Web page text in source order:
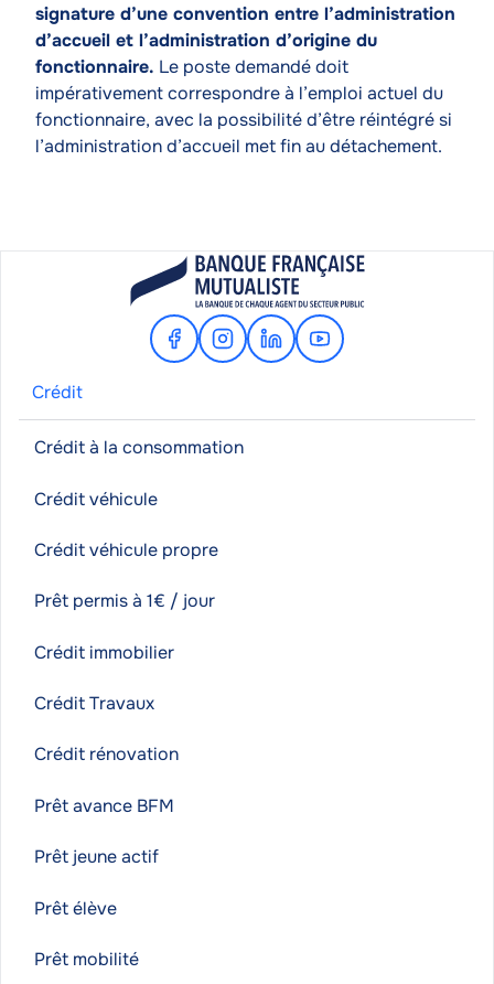
signature d’une convention entre l’administration
d’accueil et l’administration d’origine du
fonctionnaire. Le poste demandé doit
impérativement correspondre à l’emploi actuel du
fonctionnaire, avec la possibilité d’être réintégré si
l’administration d’accueil met fin au détachement.
FacebookInstagram
LinkedinYoutube
Crédit
Crédit à la consommation
Crédit véhicule
Crédit véhicule propre
Prêt permis à 1€ / jour
Crédit immobilier
Crédit Travaux
Crédit rénovation
Prêt avance BFM
Prêt jeune actif
Prêt élève
Prêt mobilité